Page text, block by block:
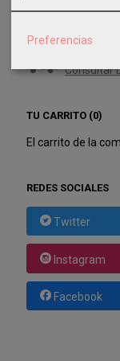
Consultar
TU CARRITO (0)
El carrito de la
REDES SOCIALES
Twitter
Instagram
Facebook
Preferencias